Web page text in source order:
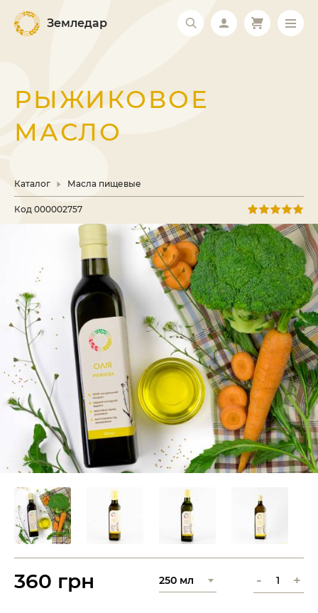
Земледар
РЫЖИКОВОЕ
МАСЛО
Каталог Масла пищевые
Код 000002757
360 грн - +